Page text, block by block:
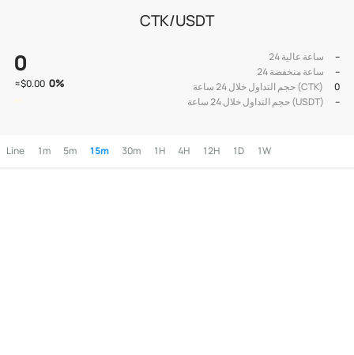
CTK/USDT
0
≈$0.00 0%
24 ساعة عالية
--
24 ساعة منخفضة
--
حجم التداول خلال 24 ساعة (CTK)
0
حجم التداول خلال 24 ساعة (USDT)
--
Line 1m 5m 15m 30m 1H 4H 12H 1D 1W